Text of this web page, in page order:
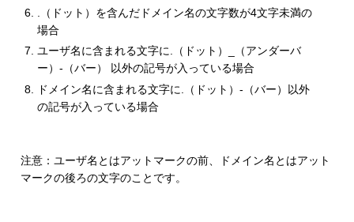
.（ドット）を含んだドメイン名の文字数が4文字未満の
場合
ユーザ名に含まれる文字に.（ドット）_（アンダーバ
ー）-（バー） 以外の記号が入っている場合
ドメイン名に含まれる文字に.（ドット）-（バー）以外
の記号が入っている場合
注意：ユーザ名とはアットマークの前、ドメイン名とはアット
マークの後ろの文字のことです。